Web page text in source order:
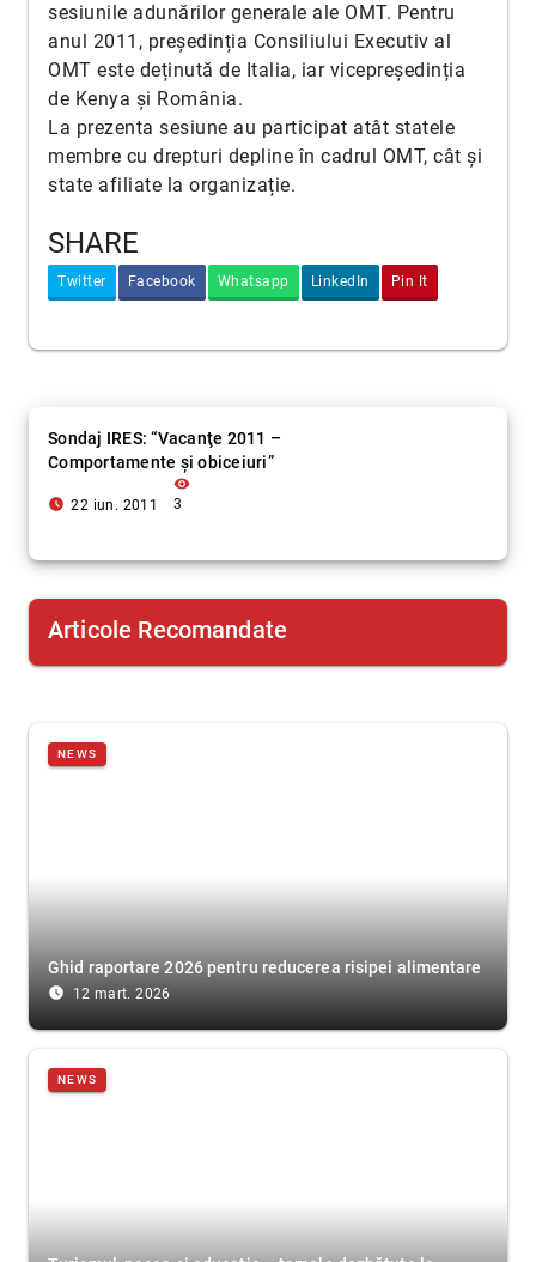
sesiunile adunărilor generale ale OMT. Pentru
anul 2011, președinția Consiliului Executiv al
OMT este deținută de Italia, iar vicepreședinția
de Kenya și România.
La prezenta sesiune au participat atât statele
membre cu drepturi depline în cadrul OMT, cât și
state afiliate la organizație.
SHARE
Twitter Facebook Whatsapp LinkedIn Pin It
Sondaj IRES: “Vacanţe 2011 –
Comportamente şi obiceiuri”
access_time_filled 22 iun. 2011
visibility
3
Articole Recomandate
NEWS
Ghid raportare 2026 pentru reducerea risipei alimentare
access_time_filled 12 mart. 2026
NEWS